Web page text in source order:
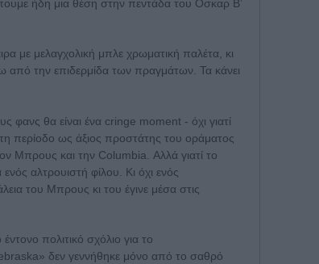
ήδη μια θέση στην πεντάδα του Οσκαρ Β’
με μελαγχολική μπλε χρωματική παλέτα, κι
από την επιδερμίδα των πραγμάτων. Τα κάνει
φανς θα είναι ένα cringe moment - όχι γιατί
τη περίοδο ως άξιος προστάτης του οράματος
Μπρους και την Columbia. Αλλά γιατί το
αλτρουιστή φίλου. Κι όχι ενός
του Μπρους κι του έγινε μέσα στις
πολιτικό σχόλιο για το
δεν γεννήθηκε μόνο από το σαθρό